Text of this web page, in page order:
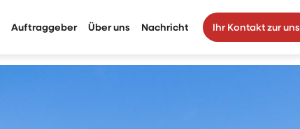
Auftraggeber Über uns Nachricht Ihr Kontakt zur uns